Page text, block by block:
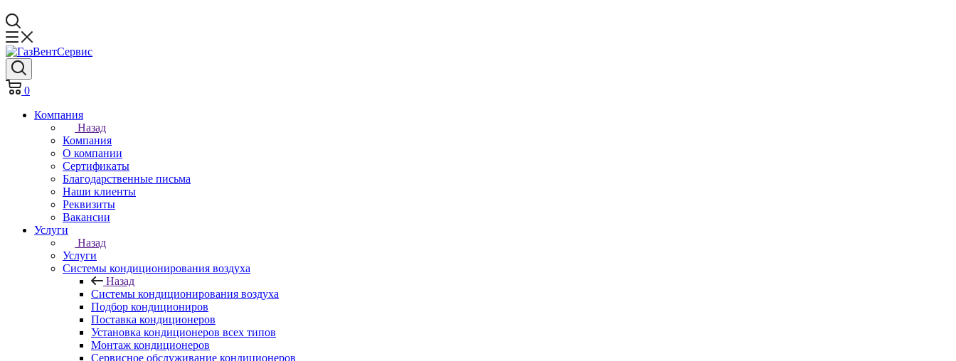
0
Компания
Назад
Компания
О компании
Сертификаты
Благодарственные письма
Наши клиенты
Реквизиты
Вакансии
Услуги
Назад
Услуги
Системы кондиционирования воздуха
Назад
Системы кондиционирования воздуха
Подбор кондициониров
Поставка кондиционеров
Установка кондиционеров всех типов
Монтаж кондиционеров
Сервисное обслуживание кондиционеров